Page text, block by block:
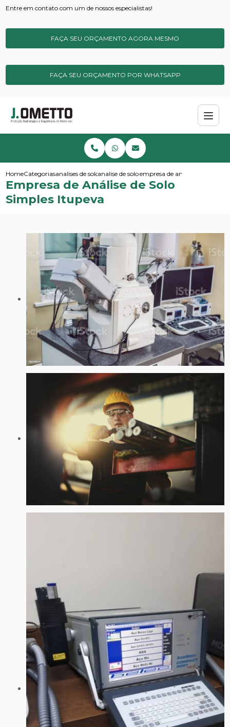
Entre em contato com um de nossos especialistas!
FAÇA SEU ORÇAMENTO AGORA MESMO
FAÇA SEU ORÇAMENTO POR WHATSAPP
HomeCategoriasanalises de solos e sedimentos
analise de solo completaempresa de analise de solo
Empresa de Análise de Solo
Simples Itupeva